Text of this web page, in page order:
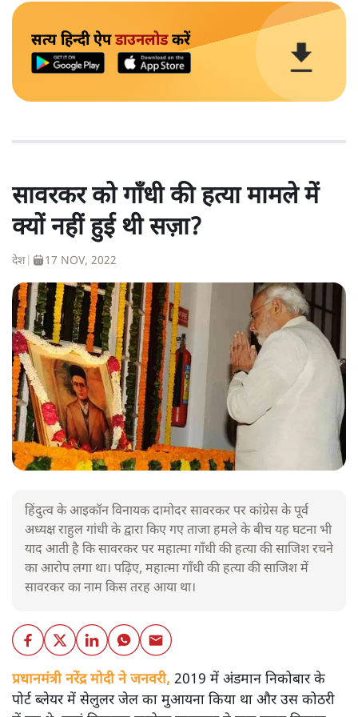
सत्य हिन्दी ऐपडाउनलोडकरें
सावरकर को गाँधी की हत्या मामले में
क्यों नहीं हुई थी सज़ा?
देश 17 NOV, 2022
हिंदुत्व के आइकॉन विनायक दामोदर सावरकर पर कांग्रेस के पूर्व
अध्यक्ष राहुल गांधी के द्वारा किए गए ताजा हमले के बीच यह घटना भी
याद आती है कि सावरकर पर महात्मा गाँधी की हत्या की साजिश रचने
का आरोप लगा था। पढ़िए, महात्मा गाँधी की हत्या की साजिश में
सावरकर का नाम किस तरह आया था।
प्रधानमंत्री नरेंद्र मोदी ने जनवरी, 2019 में अंडमान निकोबार के
पोर्ट ब्लेयर में सेलुलर जेल का मुआयना किया था और उस कोठरी